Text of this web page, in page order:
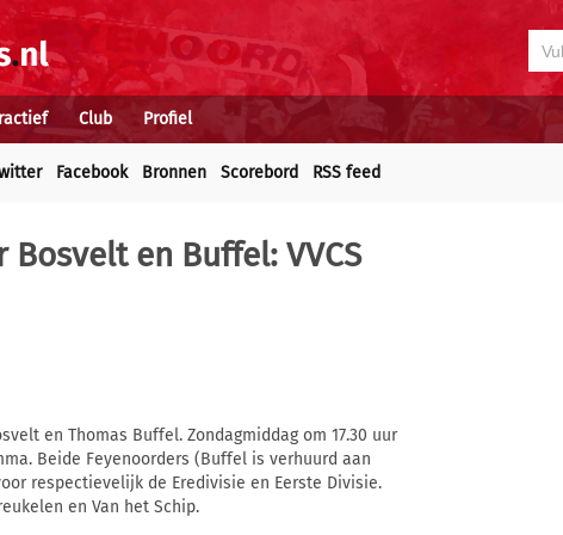
Club Profiel
Facebook Bronnen Scorebord RSS feed
en Buffel: VVCS
en Thomas Buffel. Zondagmiddag om 17.30 uur
Beide Feyenoorders (Buffel is verhuurd aan
respectievelijk de Eredivisie en Eerste Divisie.
en Van het Schip.